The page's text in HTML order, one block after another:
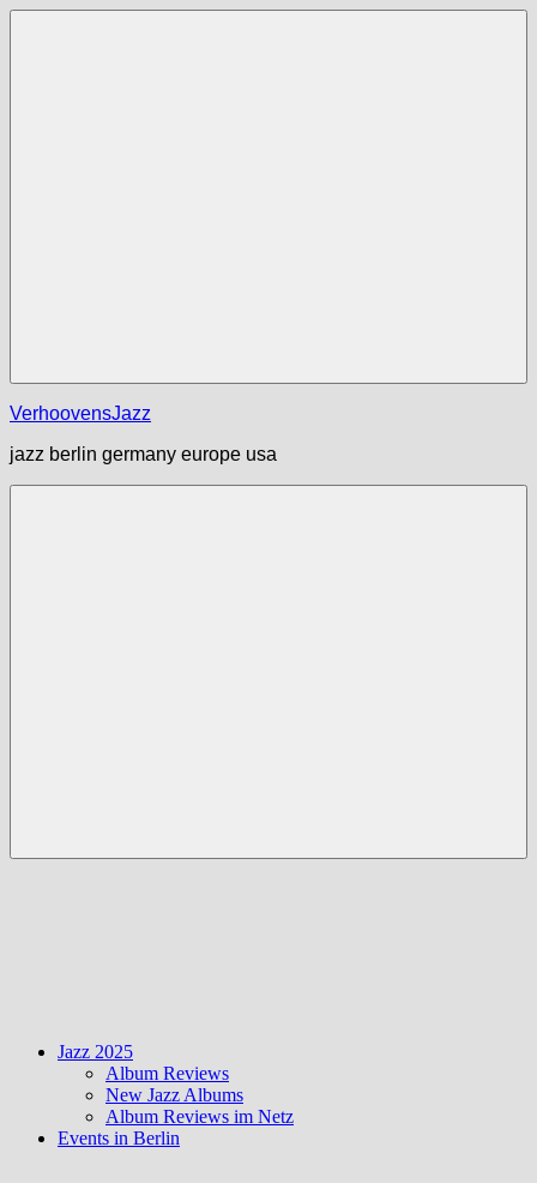
Zum
VerhoovensJazz
jazz berlin germany europe usa
Jazz 2025
Album Reviews
New Jazz Albums
Album Reviews im Netz
Events in Berlin